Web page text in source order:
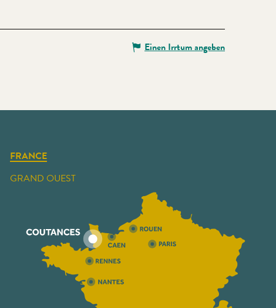
Einen Irrtum angeben
FRANCE
GRAND OUEST